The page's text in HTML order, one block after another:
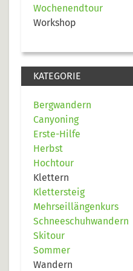
Wochenendtour
Workshop
KATEGORIE
Bergwandern
Canyoning
Erste-Hilfe
Herbst
Hochtour
Klettern
Klettersteig
Mehrseillängenkurs
Schneeschuhwandern
Skitour
Sommer
Wandern